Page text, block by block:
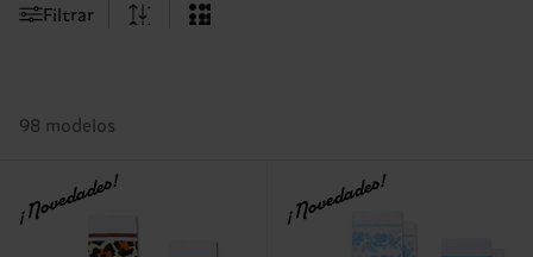
Filtrar
98 modelos
¡Novedades! ¡Novedades!